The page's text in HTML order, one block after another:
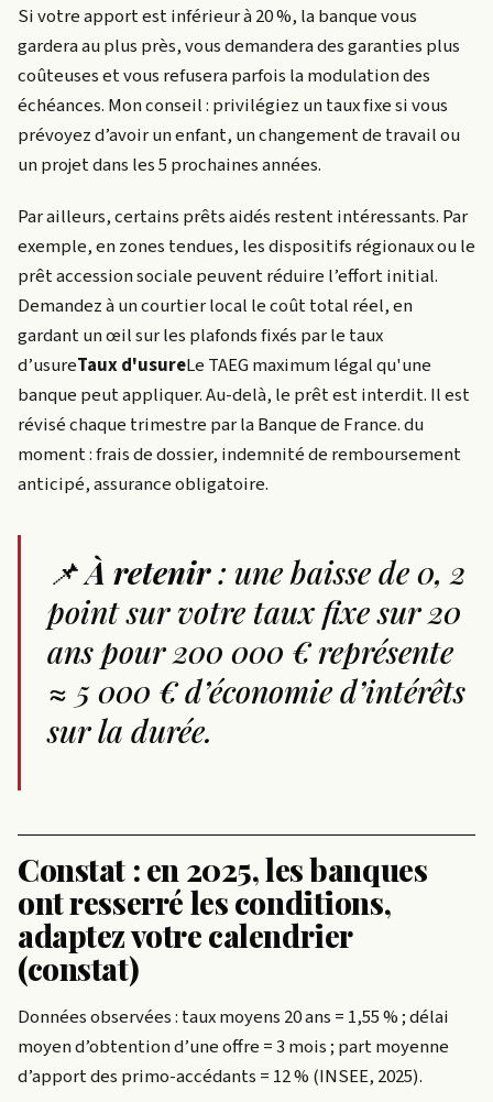
Si votre apport est inférieur à 20 %, la banque vous
gardera au plus près, vous demandera des garanties plus
coûteuses et vous refusera parfois la modulation des
échéances. Mon conseil : privilégiez un taux fixe si vous
prévoyez d’avoir un enfant, un changement de travail ou
un projet dans les 5 prochaines années.
Par ailleurs, certains prêts aidés restent intéressants. Par
exemple, en zones tendues, les dispositifs régionaux ou le
prêt accession sociale peuvent réduire l’effort initial.
Demandez à un courtier local le coût total réel, en
gardant un œil sur les plafonds fixés par le taux
d’usureTaux d'usureLe TAEG maximum légal qu'une
banque peut appliquer. Au-delà, le prêt est interdit. Il est
révisé chaque trimestre par la Banque de France.du
moment : frais de dossier, indemnité de remboursement
anticipé, assurance obligatoire.
📌À retenir: une baisse de 0, 2
point sur votre taux fixe sur 20
ans pour 200 000 € représente
≈ 5 000 € d’économie d’intérêts
sur la durée.
Constat : en 2025, les banques
ont resserré les conditions,
adaptez votre calendrier
(constat)
Données observées : taux moyens 20 ans = 1,55 % ; délai
moyen d’obtention d’une offre = 3 mois ; part moyenne
d’apport des primo-accédants = 12 % (INSEE, 2025).